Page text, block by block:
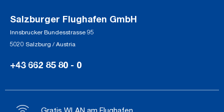
Salzburger Flughafen GmbH
Innsbrucker Bundesstrasse 95
5020 Salzburg / Austria
+43 662 85 80 - 0
Gratis WLAN am Flughafen